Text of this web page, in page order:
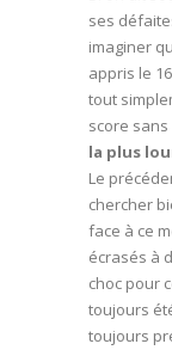
ses
imaginer
appris le
tout
score
la plus
Le
chercher
face à ce
écrasés à
choc pour
toujours
toujours